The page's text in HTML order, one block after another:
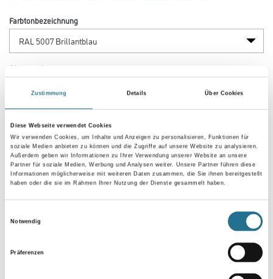
Zustimmung Details Über Cookies
Diese Webseite verwendet Cookies
Wir verwenden Cookies, um Inhalte und Anzeigen zu personalisieren, Funktionen für
soziale Medien anbieten zu können und die Zugriffe auf unsere Website zu analysieren.
Außerdem geben wir Informationen zu Ihrer Verwendung unserer Website an unsere
Partner für soziale Medien, Werbung und Analysen weiter. Unsere Partner führen diese
Informationen möglicherweise mit weiteren Daten zusammen, die Sie ihnen bereitgestellt
haben oder die sie im Rahmen Ihrer Nutzung der Dienste gesammelt haben.
Notwendig
Präferenzen
Farbtonbezeichnung
Glanzgrad